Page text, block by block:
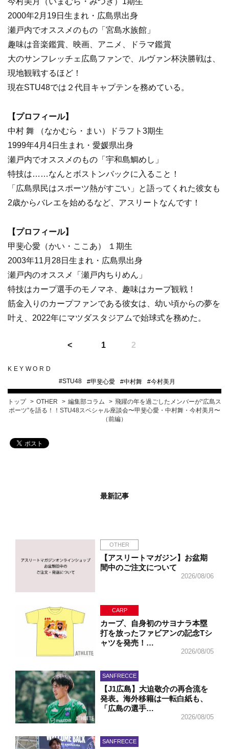
2000年2月19日生まれ・広島県出身
瀬戸内でオススメのもの「宮島水族館」
趣味は音楽鑑賞、映画、アニメ、ドラマ鑑賞
大のサンフレッチェ広島ファンで、ルヴァン杯決勝戦は、
現地観戦するほど！
現在STU48では２代目キャプテンを務めている。
【プロフィール】
中村 舞 （なかむら・まい）ドラフト3期生
1999年4月4日生まれ・愛媛県出身
瀬戸内でオススメのもの「宇和島鯛めし」
特技は……なんとボストンバックに入ること！
「広島県民はスポーツ熱がすごい」と語ってくれた彼女も
2歳からバレエを始めるなど、アスリートなんです！
【プロフィール】
甲斐心愛（かい・ここあ）
１期生
2003年11月28日生まれ・広島県出身
瀬戸内のオススメ「瀬戸内ちりめん」
特技はカープ選手のモノマネ、趣味はカープ観戦！
筋金入りのカープファンである彼女は、幼い頃からの夢を
叶え、2022年にマツダスタジアムで始球式を務めた。
1 2
KEYWORD
#STU48 #甲斐心愛 #中村舞 #今村美月
トップ OTHER 編集部コラム
飛躍の年を過ごしたメンバーが“広島ス
ポーツ”を語る！！STU48スペシャル座談会〜甲斐心愛・中村舞・今村美月〜
（前編）
最新記事
OTHER
【アスリートマガジン】お盆期
間中のご注文について
2026/08/06
CARP
カープ、自身初のサヨナラ本塁
打を放ったファビアンの記念Tシ
ャツを発売！…
2026/08/05
SANFRECCE
【J1広島】大迫敬介の再合流を
発表。海外移籍は一転白紙も、
「広島の選手…
2026/08/05
SANFRECCE